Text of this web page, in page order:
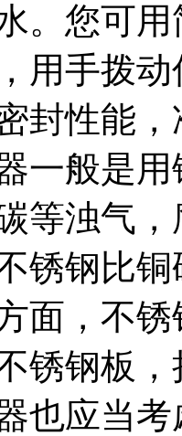
。您可
用手拨
封性能
一般是
等浊气
锈钢比
面，不
锈钢板
也应当